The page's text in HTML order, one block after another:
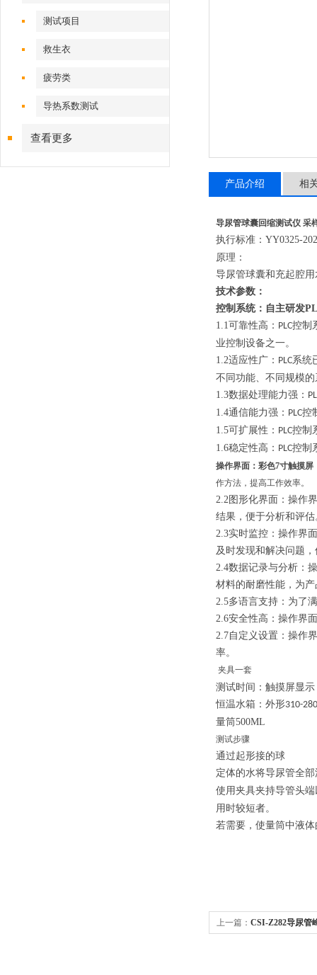
测试项目
救生衣
疲劳类
导热系数测试
查看更多
产品介绍 相
导尿管球囊回缩测试仪 采
执行标准： YY0325-20
原理 ：
导尿管球囊和充起腔
技术参数：
控制系统：自主研发
1.1可靠性高： PLC控制
业控制设备之一。
1.2适应性广： PLC系统
不同功能、不同规模
1.3数据处理能力强：
1.4通信能力强： PLC控
1.5可扩展性： PLC控制
1.6稳定性高： PLC控制
操作界面：彩色7寸触摸屏
作方法，提高工作效率。
2.2图形化界面： 操作
结果，便于分析和评估
2.3实时监控：操作界
及时发现和解决问题
2.4数据记录与分析：
材料的耐磨性能，为
2.5多语言支持：为了
2.6安全性高：操作界
2.7自定义设置：操作
率。
夹具一套
测试时间：触摸屏显
恒温水箱：外形310-
量筒500ML
测试步骤
通过起形接的球
定体的水将导尿管全
使用夹具夹持导管头
用时较短者。
若需要，使量筒中液
上一篇： CSI-Z282导尿管